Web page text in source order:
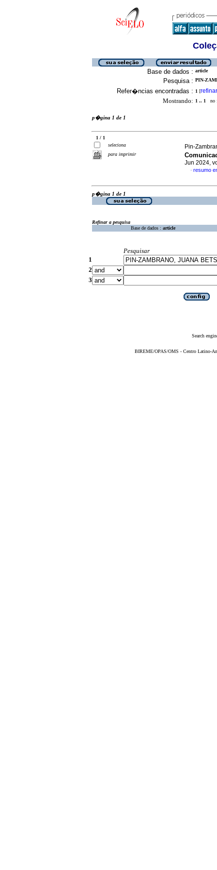
Base de dados : article
Pesquisa : PIN-
Refer�ncias encontradas : 1 [refinar
Mostrando: 1 .. 1 no
p�gina 1 de 1
1 / 1
seleciona
para imprimir
Pin-
Jun 2024,
· resumo
p�gina 1 de 1
Refinar a pesquisa
Base de dados : article
Pesquisar
1
2
3
Search
BIREME/OPAS/OMS - Centro Latino-